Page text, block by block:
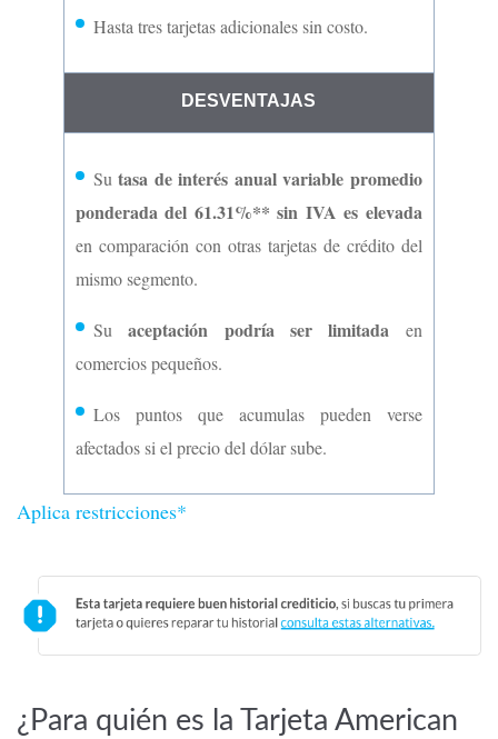
Hasta tres tarjetas adicionales sin costo.
DESVENTAJAS
Sutasa de interés anual variable promedio
ponderada del 61.31%** sin IVA es elevada
en comparación con otras tarjetas de crédito del
mismo segmento.
Suaceptación podría ser limitada en
comercios pequeños.
Los puntos que acumulas pueden verse
afectados si el precio del dólar sube.
Aplica restricciones*
¿Para quién es la Tarjeta American